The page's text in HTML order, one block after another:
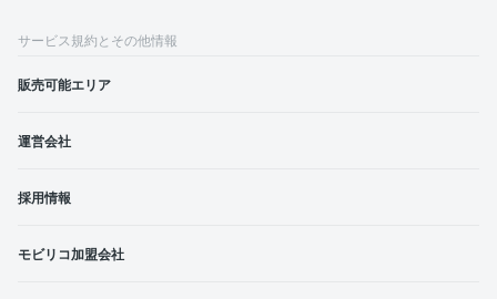
サービス規約とその他情報
販売可能エリア
運営会社
採用情報
モビリコ加盟会社